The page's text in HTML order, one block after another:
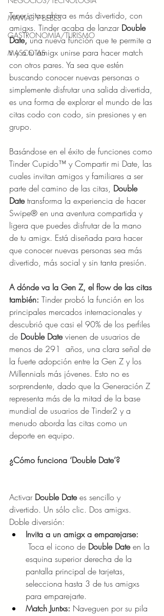
MAMÁS Y BEBÉS
GASTRONOMÍA/TURISMO
MASCOTAS
Tener citas ahora es más divertido, con
amigxs. Tinder acaba de lanzar Double
Date, una nueva función que te permite a
ti y a tu amigx unirse para hacer match
con otros pares. Ya sea que estén
buscando conocer nuevas personas o
simplemente disfrutar una salida divertida,
es una forma de explorar el mundo de las
citas codo con codo, sin presiones y en
grupo.
Basándose en el éxito de funciones como
Tinder Cupido™ y Compartir mi Date, las
cuales invitan amigos y familiares a ser
parte del camino de las citas, Double
Date transforma la experiencia de hacer
Swipe® en una aventura compartida y
ligera que puedes disfrutar de la mano
de tu amigx. Está diseñada para hacer
que conocer nuevas personas sea más
divertido, más social y sin tanta presión.
A dónde va la Gen Z, el flow de las citas
también: Tinder probó la función en los
principales mercados internacionales y
descubrió que casi el 90% de los perfiles
de Double Date vienen de usuarios de
menos de 291  años, una clara señal de
la fuerte adopción entre la Gen Z y los
Millennials más jóvenes. Esto no es
sorprendente, dado que la Generación Z
representa más de la mitad de la base
mundial de usuarios de Tinder2 y a
menudo aborda las citas como un
deporte en equipo.
¿Cómo funciona ‘Double Date’?
Activar Double Date es sencillo y
divertido. Un sólo clic. Dos amigxs.
Doble diversión:
Invita a un amigx a emparejarse:
Toca el icono de Double Date en la
esquina superior derecha de la
pantalla principal de tarjetas,
selecciona hasta 3 de tus amigxs
para emparejarte.
Match Juntxs: Naveguen por su pila